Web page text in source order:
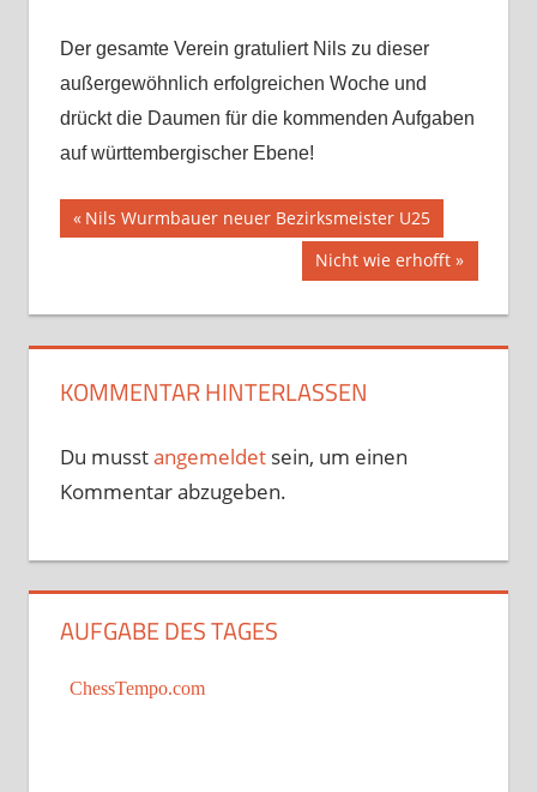
Der gesamte Verein gratuliert Nils zu dieser
außergewöhnlich erfolgreichen Woche und
drückt die Daumen für die kommenden Aufgaben
auf württembergischer Ebene!
Beitragsnavigation
Vorheriger
Beitrag:
Nils Wurmbauer neuer Bezirksmeister U25
Nächster
Beitrag:
Nicht wie erhofft
KOMMENTAR HINTERLASSEN
Du musstangemeldetsein, um einen
Kommentar abzugeben.
AUFGABE DES TAGES